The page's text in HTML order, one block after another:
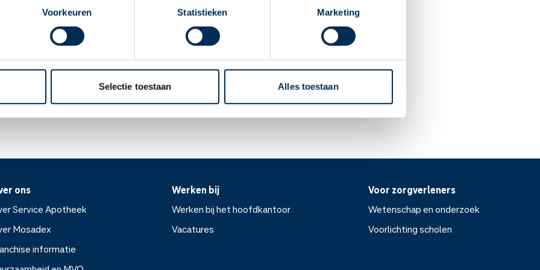
Voorkeuren Statistieken Marketing
Selectie toestaan Alles toestaan
in de spier van de bovenarm of dijbeen.
op de injectieplek. Zoals pijn, rode huid en zwelling. Dit trekt vanzelf weg. Verder een
ons
Service Apotheek
Mosadex
informatie
Werken bij
Werken bij het hoofdkantoor
Vacatures
Voor zorgverleners
Wetenschap en onderzoek
Voorlichting scholen